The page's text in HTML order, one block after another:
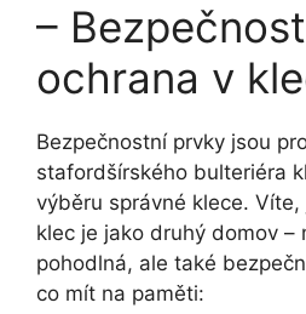
–
ochrana v
Bezpečnostní prvky jsou
stafordšírského bulteriéra
výběru správné klece. Víte,
klec je jako druhý domov –
pohodlná, ale také
co mít na paměti: